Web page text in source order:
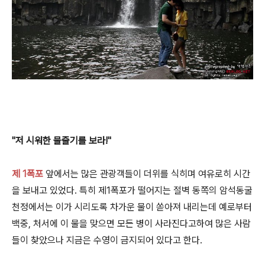
"저 시워한 물줄기를 보라!"
제 1폭포 앞에서는 많은 관광객들이 더위를 식히며 여유로히 시간
을 보내고 있었다. 특히 제1폭포가 떨어지는 절벽 동쪽의 암석동굴
천정에서는 이가 시리도록 차가운 물이 쏟아져 내리는데 예로부터
백중, 처서에 이 물을 맞으면 모든 병이 사라진다고하여 많은 사람
들이 찾았으나 지금은 수영이 금지되어 있다고 한다.